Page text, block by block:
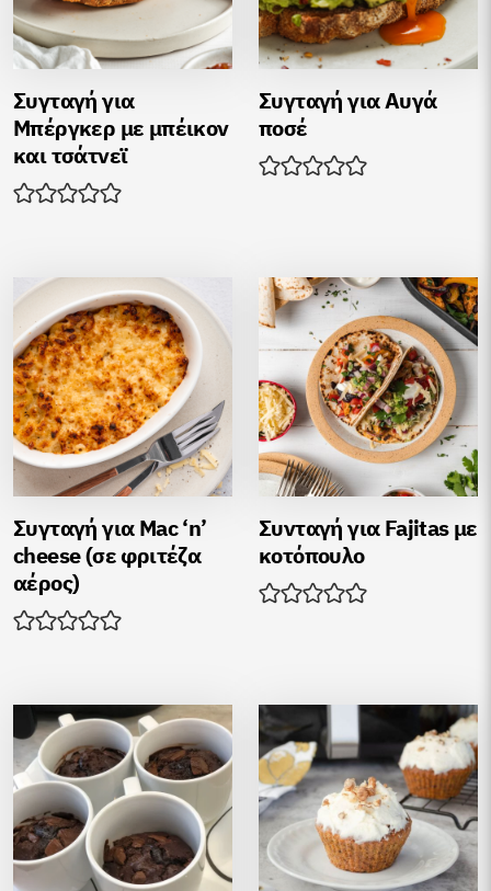
Συγταγή για
Μπέργκερ με μπέικον
και τσάτνεϊ
Συγταγή για Αυγά
ποσέ
Συγταγή για Mac ‘n’
cheese (σε φριτέζα
αέρος)
Συνταγή για Fajitas με
κοτόπουλο